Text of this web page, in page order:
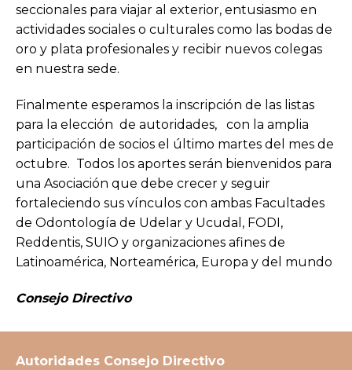
seccionales para viajar al exterior, entusiasmo en
actividades sociales o culturales como las bodas de
oro y plata profesionales y recibir nuevos colegas
en nuestra sede.
Finalmente esperamos la inscripción de las listas
para la elección de autoridades, con la amplia
participación de socios el último martes del mes de
octubre. Todos los aportes serán bienvenidos para
una Asociación que debe crecer y seguir
fortaleciendo sus vínculos con ambas Facultades
de Odontología de Udelar y Ucudal, FODI,
Reddentis, SUIO y organizaciones afines de
Latinoamérica, Norteamérica, Europa y del mundo
Consejo Directivo
Autoridades Consejo Directivo